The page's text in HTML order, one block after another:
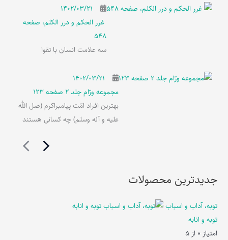
۱۴۰۲/۰۳/۲۱
غرر الحکم و درر الکلم، صفحه
548
سه علامت انسان با تقوا
۱۴۰۲/۰۳/۲۱
مجموعه ورّام جلد 2 صفحه 123
بهترین افراد امّت پیامبراکرم (صل الله
علیه و آله وسلم) چه کسانی هستند
جدیدترین محصولات
توبه، آداب و اسباب
توبه و انابه
امتیاز 0 از 5